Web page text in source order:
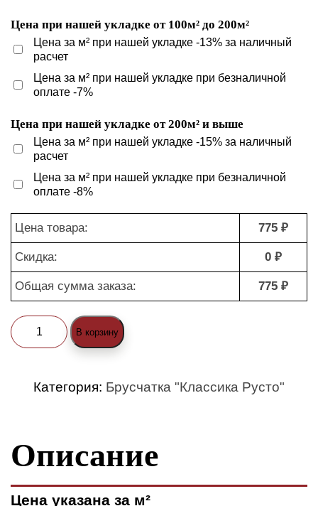
Цена при нашей укладке от 100м² до 200м²
Цена за м² при нашей укладке -13% за наличный
расчет
Цена за м² при нашей укладке при безналичной
оплате -7%
Цена при нашей укладке от 200м² и выше
Цена за м² при нашей укладке -15% за наличный
расчет
Цена за м² при нашей укладке при безналичной
оплате -8%
Цена товара: 775 ₽
Скидка: 0 ₽
Общая сумма заказа: 775 ₽
Количество
товара
1-
(standard)"
В корзину
Категория: Брусчатка "Классика Русто"
Описание
Цена указана за м²